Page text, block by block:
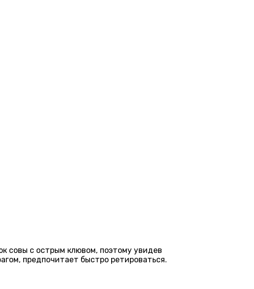
совы с острым клювом, поэтому увидев
предпочитает быстро ретироваться.